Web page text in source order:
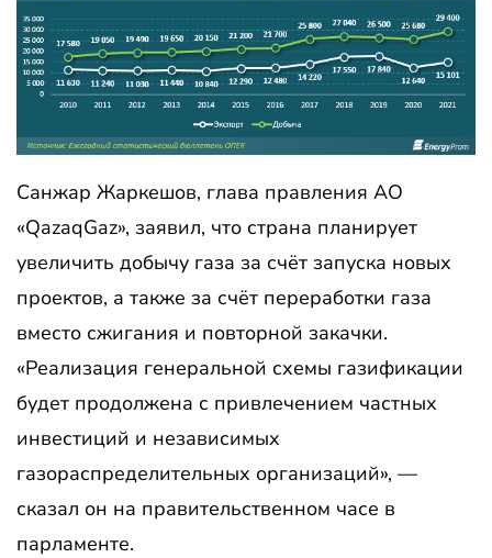
Санжар Жаркешов, глава правления АО
«QazaqGaz», заявил, что страна планирует
увеличить добычу газа за счёт запуска новых
проектов, а также за счёт переработки газа
вместо сжигания и повторной закачки.
«Реализация генеральной схемы газификации
будет продолжена с привлечением частных
инвестиций и независимых
газораспределительных организаций», —
сказал он на правительственном часе в
парламенте.